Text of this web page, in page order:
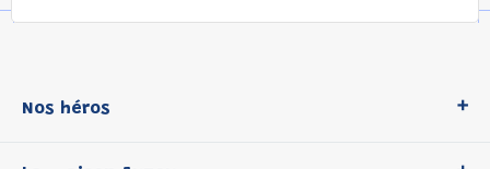
Nos héros